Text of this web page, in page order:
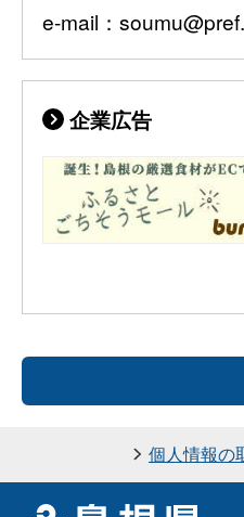
e-mail：
企業広告
個人情報の